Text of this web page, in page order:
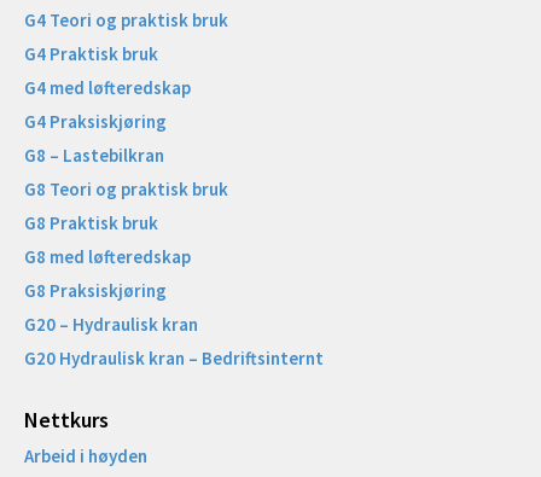
G4 Teori og praktisk bruk
G4 Praktisk bruk
G4 med løfteredskap
G4 Praksiskjøring
G8 – Lastebilkran
G8 Teori og praktisk bruk
G8 Praktisk bruk
G8 med løfteredskap
G8 Praksiskjøring
G20 – Hydraulisk kran
G20 Hydraulisk kran – Bedriftsinternt
Nettkurs
Arbeid i høyden